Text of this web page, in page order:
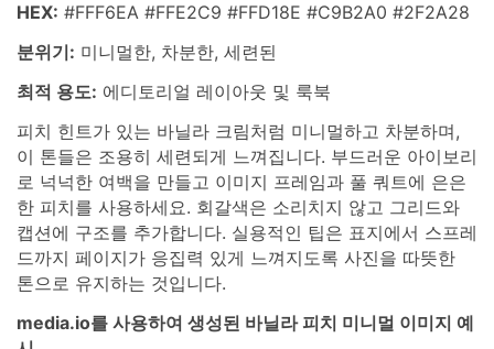
HEX: #FFF6EA #FFE2C9 #FFD18E #C9B2A0 #2F2A28
분위기: 미니멀한, 차분한, 세련된
최적 용도: 에디토리얼 레이아웃 및 룩북
피치 힌트가 있는 바닐라 크림처럼 미니멀하고 차분하며,
이 톤들은 조용히 세련되게 느껴집니다. 부드러운 아이보리
로 넉넉한 여백을 만들고 이미지 프레임과 풀 쿼트에 은은
한 피치를 사용하세요. 회갈색은 소리치지 않고 그리드와
캡션에 구조를 추가합니다. 실용적인 팁은 표지에서 스프레
드까지 페이지가 응집력 있게 느껴지도록 사진을 따뜻한
톤으로 유지하는 것입니다.
media.io를 사용하여 생성된 바닐라 피치 미니멀 이미지 예